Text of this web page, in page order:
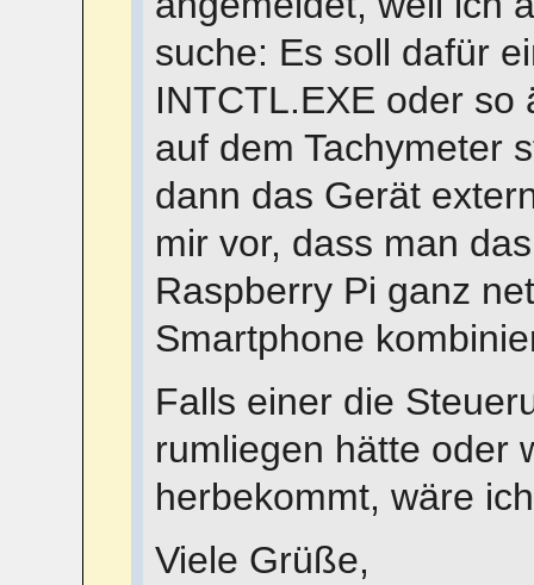
suche: Es soll dafür
INTCTL.EXE oder so
auf dem Tachymeter
dann das Gerät
mir vor, dass man
Raspberry Pi ganz
Smartphone
Falls einer die
rumliegen hätte oder
herbekommt, wäre
Viele Grüße,